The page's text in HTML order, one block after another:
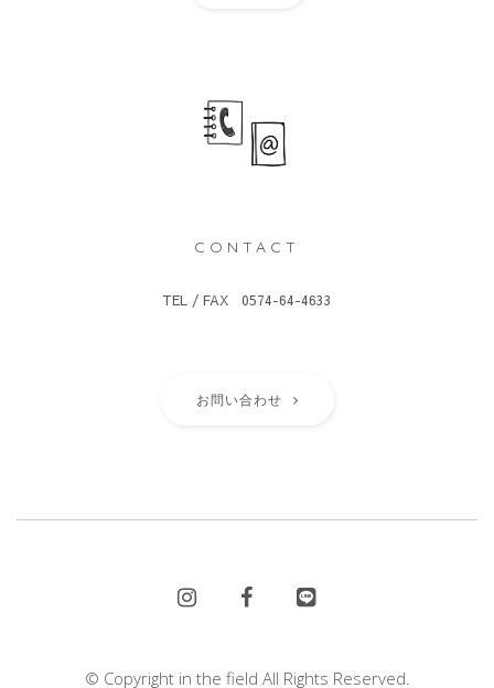
CONTACT
TEL / FAX 0574-64-4633
お問い合わせ
© Copyright in the field All Rights Reserved.